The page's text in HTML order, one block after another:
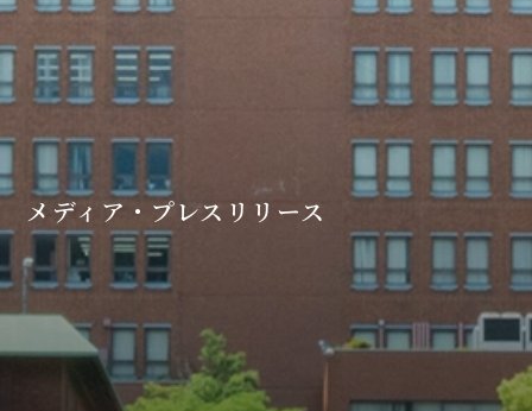
メディア・プレスリリース